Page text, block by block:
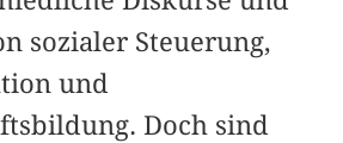
sozialer Steuerung,
und
Doch sind